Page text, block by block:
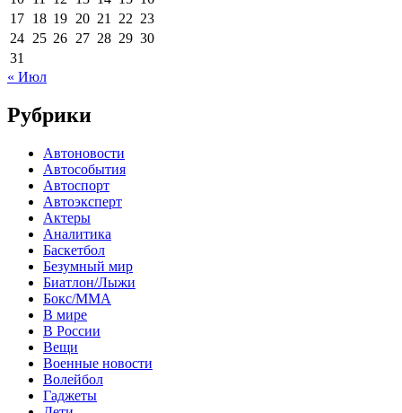
17 18 19 20 21 22 23
24 25 26 27 28 29 30
31
« Июл
Рубрики
Автоновости
Автособытия
Автоспорт
Автоэксперт
Актеры
Аналитика
Баскетбол
Безумный мир
Биатлон/Лыжи
Бокс/MMA
В мире
В России
Вещи
Военные новости
Волейбол
Гаджеты